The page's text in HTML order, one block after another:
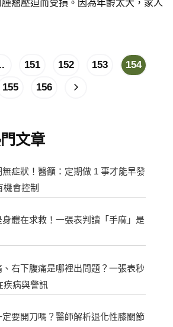
瘤壓迫而受損。因為年齡太大，家人
151 152 153
154
155
156
文章
無症狀！醫籲：定期做 1 事才能早發
機會控制
體在求救！一張表判讀「手麻」是
、右下腹痛是哪裡出問題？一張表秒
疾病與警訊
定要開刀嗎？醫師解析退化性膝關節